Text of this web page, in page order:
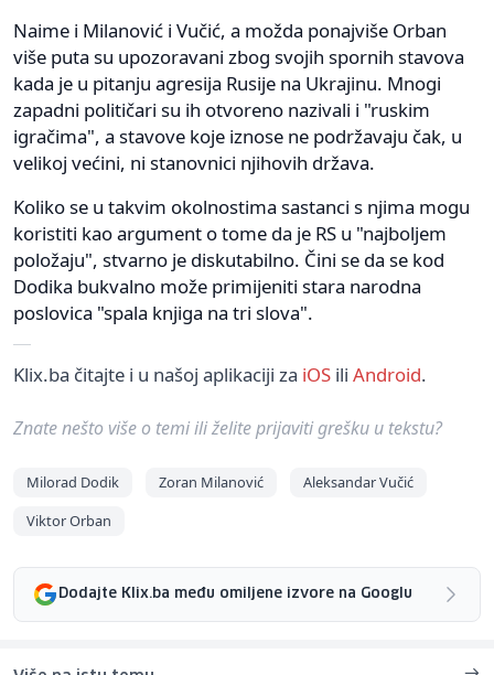
Naime i Milanović i Vučić, a možda ponajviše Orban
više puta su upozoravani zbog svojih spornih stavova
kada je u pitanju agresija Rusije na Ukrajinu. Mnogi
zapadni političari su ih otvoreno nazivali i "ruskim
igračima", a stavove koje iznose ne podržavaju čak, u
velikoj većini, ni stanovnici njihovih država.
Koliko se u takvim okolnostima sastanci s njima mogu
koristiti kao argument o tome da je RS u "najboljem
položaju", stvarno je diskutabilno. Čini se da se kod
Dodika bukvalno može primijeniti stara narodna
poslovica "spala knjiga na tri slova".
Klix.ba čitajte i u našoj aplikaciji za iOS ili Android.
Znate nešto više o temi ili želite prijaviti grešku u tekstu?
Milorad Dodik Zoran Milanović
Aleksandar Vučić
Viktor Orban
Dodajte Klix.ba među omiljene izvore na Googlu